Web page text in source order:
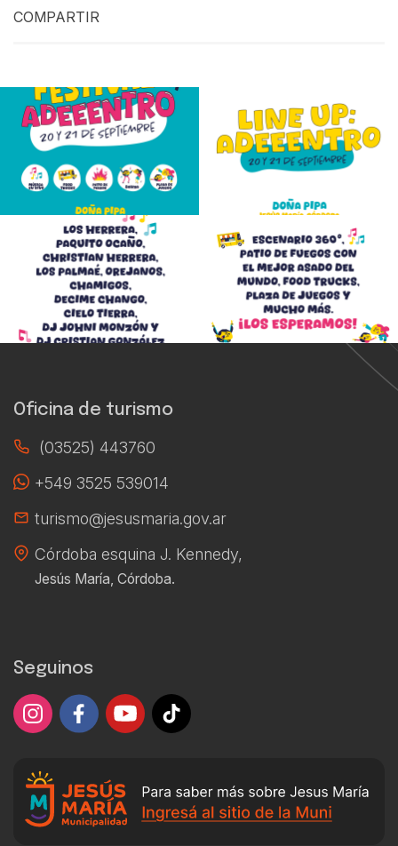
COMPARTIR
Oficina de turismo
(03525) 443760
+549 3525 539014
turismo@jesusmaria.gov.ar
Córdoba esquina J. Kennedy,
Jesús María, Córdoba.
Seguinos